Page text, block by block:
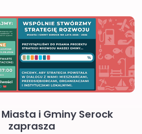
i Gminy Serock
zaprasza